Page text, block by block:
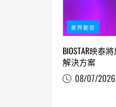
業界動態
BIOSTAR映泰
解決方案
08/07/2026